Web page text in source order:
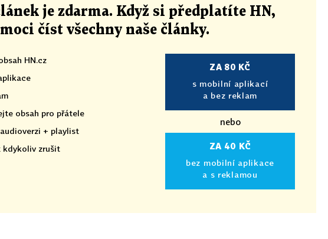
je zdarma. Když si předplatíte HN,
moci číst všechny naše články.
HN.cz
obsah pro přátele
+ playlist
kdykoliv zrušit
ZA 80 KČ
s mobilní aplikací
a bez reklam
nebo
ZA 40 KČ
bez mobilní aplikace
a s reklamou